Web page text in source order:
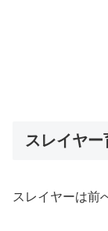
スレイヤー
スレイヤーは前